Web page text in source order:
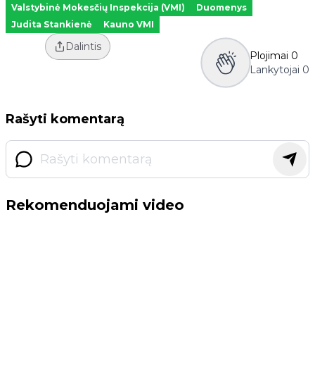
Valstybinė Mokesčių Inspekcija (VMI)
Duomenys
Judita Stankienė
Kauno VMI
Dalintis
Plojimai 0
Lankytojai 0
Rašyti komentarą
Rekomenduojami video